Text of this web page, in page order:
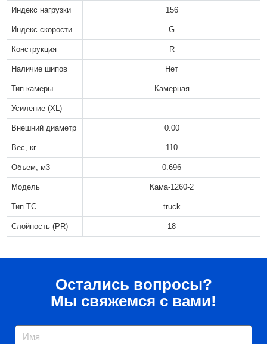
Индекс нагрузки 156
Индекс скорости G
Конструкция R
Наличие шипов Нет
Тип камеры Камерная
Усиление (XL)
Внешний диаметр 0.00
Вес, кг 110
Объем, м3 0.696
Модель Кама-1260-2
Тип ТС truck
Слойность (PR) 18
Остались вопросы?
Мы свяжемся с вами!